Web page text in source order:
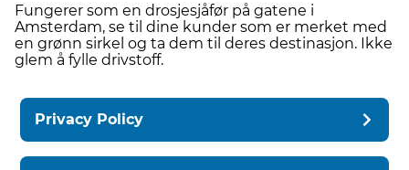
Fungerer som en drosjesjåfør på gatene i
Amsterdam, se til dine kunder som er merket med
en grønn sirkel og ta dem til deres destinasjon. Ikke
glem å fylle drivstoff.
Privacy Policy